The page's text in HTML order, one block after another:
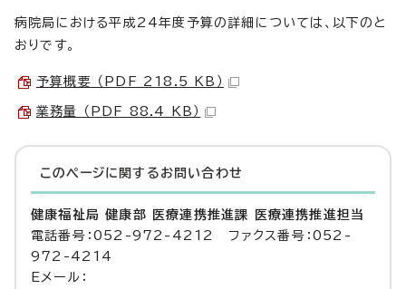
病院局における平成24年度予算の詳細については、以下のと
おりです。
予算概要 （PDF 218.5 KB）
業務量 （PDF 88.4 KB）
このページに関する お問い合わせ
健康福祉局 健康部 医療連携推進課 医療連携推進担当
電話番号：052-972-4212 ファクス番号：052-
972-4214
Eメール：